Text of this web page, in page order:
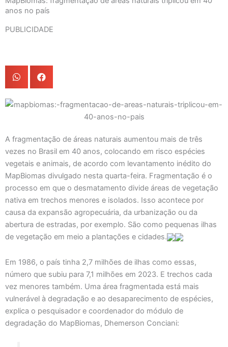
anos no país
PUBLICIDADE
A fragmentação de áreas naturais aumentou mais de três
vezes no Brasil em 40 anos, colocando em risco espécies
vegetais e animais, de acordo com levantamento inédito do
MapBiomas divulgado nesta quarta-feira. Fragmentação é o
processo em que o desmatamento divide áreas de vegetação
nativa em trechos menores e isolados. Isso acontece por
causa da expansão agropecuária, da urbanização ou da
abertura de estradas, por exemplo. São como pequenas ilhas
de vegetação em meio a plantações e cidades.
Em 1986, o país tinha 2,7 milhões de ilhas como essas,
número que subiu para 7,1 milhões em 2023. E trechos cada
vez menores também. Uma área fragmentada está mais
vulnerável à degradação e ao desaparecimento de espécies,
explica o pesquisador e coordenador do módulo de
degradação do MapBiomas, Dhemerson Conciani: